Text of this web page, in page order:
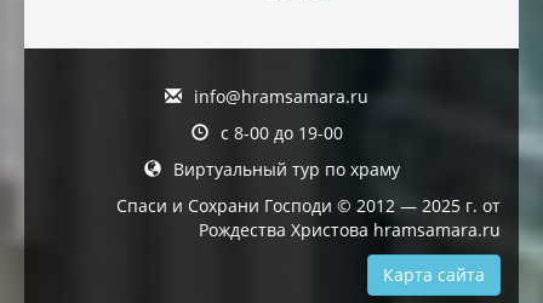
info@hramsamara.ru
с 8-00 до 19-00
Виртуальный тур по храму
Спаси и Сохрани Господи © 2012 — 2025 г. от
Рождества Христова hramsamara.ru
Карта сайта